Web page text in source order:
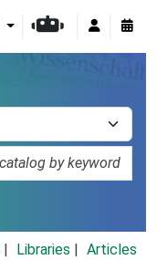
Libraries
Articles